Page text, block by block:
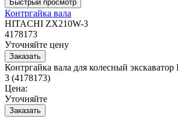
Контргайка вала
HITACHI ZX210W-3
4178173
Уточняйте цену
Контргайка вала для колесный
3 (4178173)
Цена:
Уточняйте